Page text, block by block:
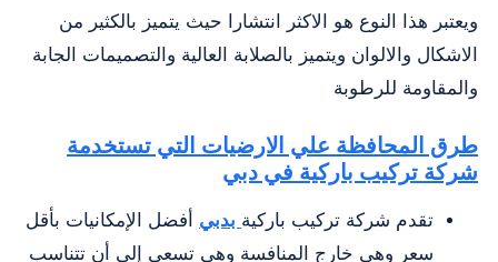
ويعتبر هذا النوع هو الاكثر انتشارا حيث يتميز بالكثير من
الاشكال والالوان ويتميز بالصلابة العالية والتصميمات الجابة
والمقاومة للرطوبة
طرق المحافظة علي الارضيات التي تستخدمة
شركة تركيب باركية في دبي
تقدم شركة تركيب باركية بدبي أفضل الإمكانيات بأقل
سعر وهى خارج المنافسة وهي تسعى إلى أن تتناسب